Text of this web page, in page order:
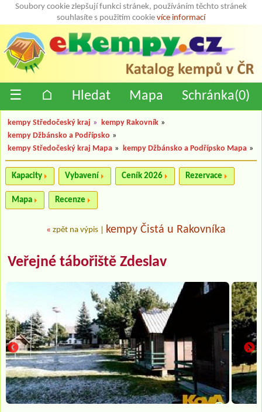
Soubory cookie zlepšují funkci stránek, používáním těchto stránek
souhlasíte s použitím cookie více informací
☰ ⌂ Hledat Mapa Schránka(0)
kempy Středočeský kraj » kempy Rakovník »
kempy Džbánsko a Podřípsko »
kempy Středočeský kraj Mapa » kempy Džbánsko a Podřípsko Mapa »
Kapacity Vybavení Ceník 2026 Rezervace
Mapa Recenze
« zpět na výpis kempy Čistá u Rakovníka
Veřejné tábořiště Zdeslav